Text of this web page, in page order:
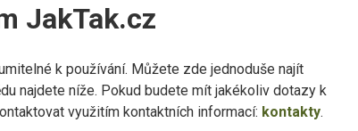
JakTak.cz
k používání. Můžete zde jednoduše najít
najdete níže. Pokud budete mít jakékoliv dotazy k
využitím kontaktních informací: kontakty.